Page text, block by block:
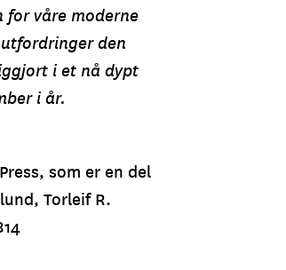
for våre moderne
den
i et nå dypt
i år.
som er en del
Torleif R.